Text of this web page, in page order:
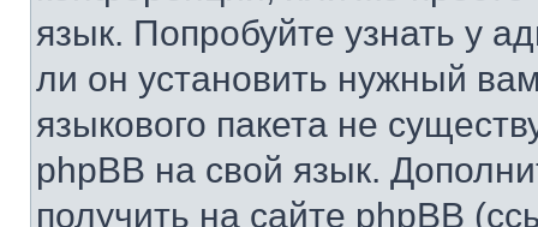
язык. Попробуйте узнать у
ли он установить нужный
языкового пакета не
phpBB на свой язык.
получить на сайте phpBB